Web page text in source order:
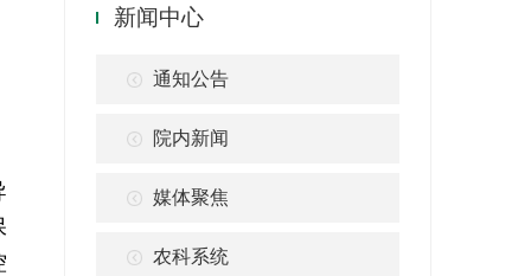
新闻中心
通知公告
院内新闻
媒体聚焦
农科系统